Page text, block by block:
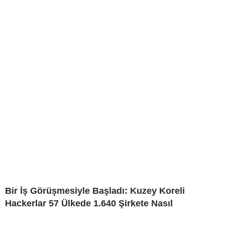
Bir İş Görüşmesiyle Başladı: Kuzey Koreli
Hackerlar 57 Ülkede 1.640 Şirkete Nasıl